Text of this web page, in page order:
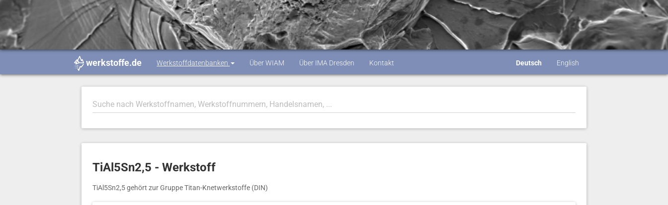
werkstoffe.de Werkstoffdatenbanken Über WIAM Über IMA Dresden Kontakt Deutsch English
TiAl5Sn2,5 - Werkstoff
TiAl5Sn2,5 gehört zur Gruppe Titan-Knetwerkstoffe (DIN)